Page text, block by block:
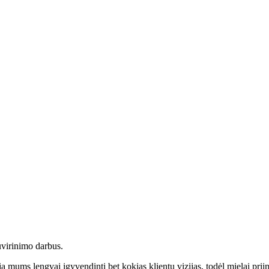
darbus.
lengvai įgyvendinti bet kokias klientų vizijas, todėl mielai